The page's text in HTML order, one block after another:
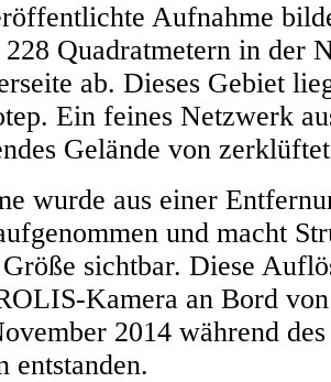
Aufnahme
Quadratmetern in der
ab. Dieses Gebiet
Ein feines Netzwerk
Gelände von
wurde aus einer
und macht
sichtbar. Diese
Kamera an Bord
2014 während
entstanden.